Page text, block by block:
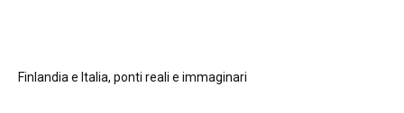
Finlandia e Italia, ponti reali e immaginari